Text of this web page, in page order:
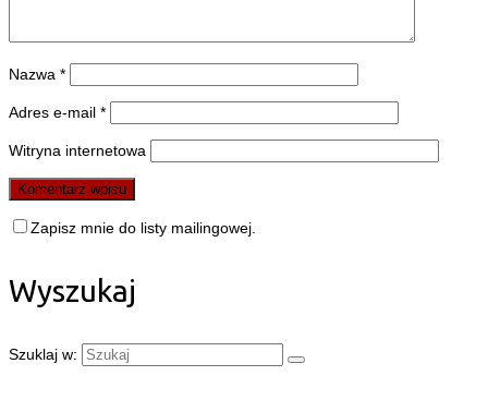
Nazwa *
Adres e-mail *
Witryna internetowa
Zapisz mnie do listy mailingowej.
Wyszukaj
Szuklaj w: